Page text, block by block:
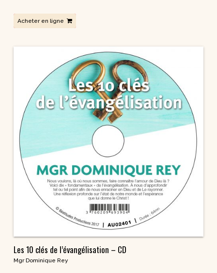
Acheter en ligne
Les 10 clés de l’évangélisation – CD
Mgr Dominique Rey